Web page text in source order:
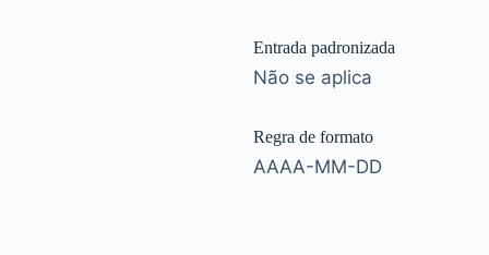
Entrada padronizada
Não se aplica
Regra de formato
AAAA-MM-DD